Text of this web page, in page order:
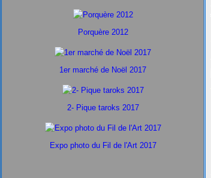
Porquère 2012
1er marché de Noël 2017
2- Pique taroks 2017
Expo photo du Fil de l'Art 2017